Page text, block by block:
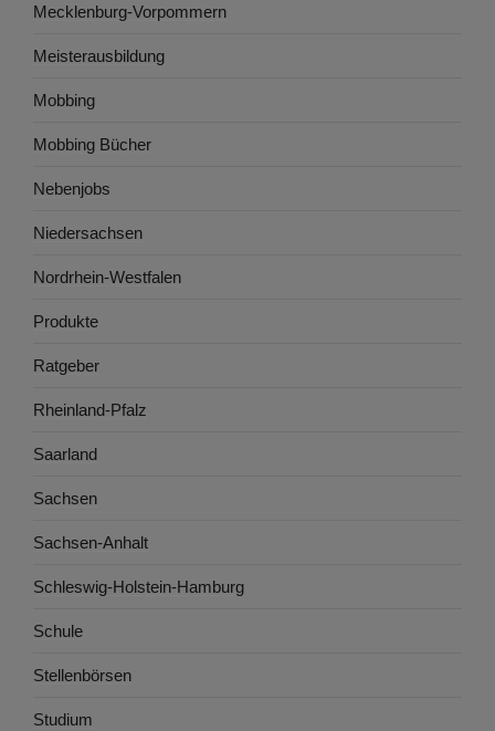
Mecklenburg-Vorpommern
Meisterausbildung
Mobbing
Mobbing Bücher
Nebenjobs
Niedersachsen
Nordrhein-Westfalen
Produkte
Ratgeber
Rheinland-Pfalz
Saarland
Sachsen
Sachsen-Anhalt
Schleswig-Holstein-Hamburg
Schule
Stellenbörsen
Studium